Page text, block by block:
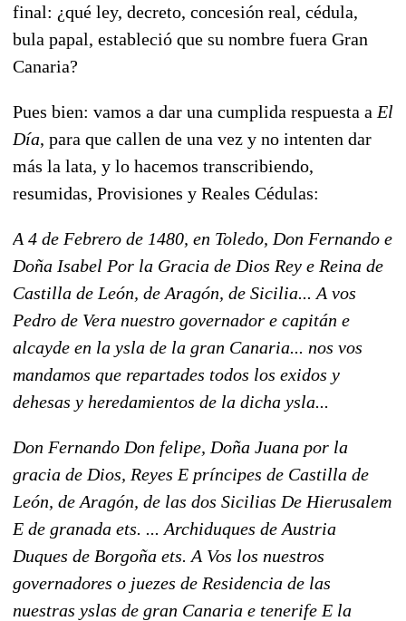
final: ¿qué ley, decreto, concesión real, cédula,
bula papal, estableció que su nombre fuera Gran
Canaria?
Pues bien: vamos a dar una cumplida respuesta a El
Día, para que callen de una vez y no intenten dar
más la lata, y lo hacemos transcribiendo,
resumidas, Provisiones y Reales Cédulas:
A 4 de Febrero de 1480, en Toledo, Don Fernando e
Doña Isabel Por la Gracia de Dios Rey e Reina de
Castilla de León, de Aragón, de Sicilia... A vos
Pedro de Vera nuestro governador e capitán e
alcayde en la ysla de la gran Canaria... nos vos
mandamos que repartades todos los exidos y
dehesas y heredamientos de la dicha ysla...
Don Fernando Don felipe, Doña Juana por la
gracia de Dios, Reyes E príncipes de Castilla de
León, de Aragón, de las dos Sicilias De Hierusalem
E de granada ets. ... Archiduques de Austria
Duques de Borgoña ets. A Vos los nuestros
governadores o juezes de Residencia de las
nuestras yslas de gran Canaria e tenerife E la